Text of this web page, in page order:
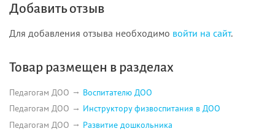
Добавить отзыв
Для добавления отзыва необходимо войти на сайт.
Товар размещен в разделах
Педагогам ДОО
Воспитателю ДОО
Педагогам ДОО
Инструктору физвоспитания в ДОО
Педагогам ДОО
Развитие дошкольника